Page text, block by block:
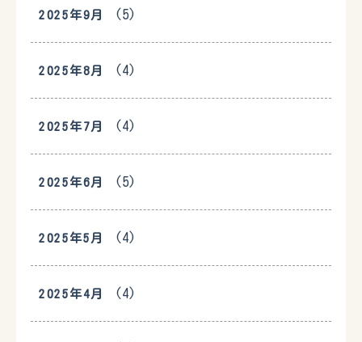
2025年9月 (5)
2025年8月 (4)
2025年7月 (4)
2025年6月 (5)
2025年5月 (4)
2025年4月 (4)